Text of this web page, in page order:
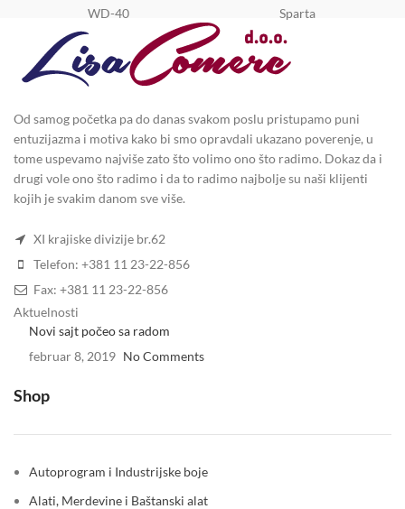
WD-40 Sparta
Od samog početka pa do danas svakom poslu pristupamo puni
entuzijazma i motiva kako bi smo opravdali ukazano poverenje, u
tome uspevamo najviše zato što volimo ono što radimo. Dokaz da i
drugi vole ono što radimo i da to radimo najbolje su naši klijenti
kojih je svakim danom sve više.
XI krajiske divizije br.62
Telefon: +381 11 23-22-856
Fax: +381 11 23-22-856
Aktuelnosti
Novi sajt počeo sa radom
februar 8, 2019 No Comments
Shop
Autoprogram i Industrijske boje
Alati, Merdevine i Baštanski alat